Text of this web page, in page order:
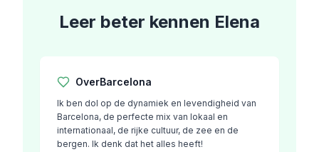
Leer beter kennen Elena
OverBarcelona
Ik ben dol op de dynamiek en levendigheid van
Barcelona, ​​de perfecte mix van lokaal en
internationaal, de rijke cultuur, de zee en de
bergen. Ik denk dat het alles heeft!